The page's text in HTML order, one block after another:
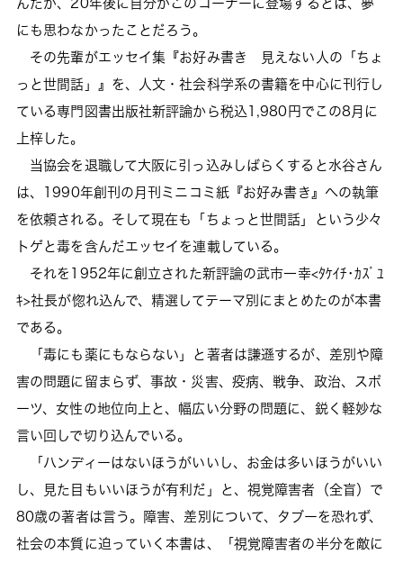
んだが、20年後に自分がこのコーナーに登場するとは、夢
にも思わなかったことだろう。
その先輩がエッセイ集『お好み書き 見えない人の「ちょ
っと世間話」』を、人文・社会科学系の書籍を中心に刊行し
ている専門図書出版社新評論から税込1,980円でこの8月に
上梓した。
当協会を退職して大阪に引っ込みしばらくすると水谷さん
は、1990年創刊の月刊ミニコミ紙『お好み書き』への執筆
を依頼される。そして現在も「ちょっと世間話」という少々
トゲと毒を含んだエッセイを連載している。
それを1952年に創立された新評論の武市一幸<ﾀｹｲﾁ･ｶｽﾞﾕ
ｷ>社長が惚れ込んで、精選してテーマ別にまとめたのが本書
である。
「毒にも薬にもならない」と著者は謙遜するが、差別や障
害の問題に留まらず、事故・災害、疫病、戦争、政治、スポ
ーツ、女性の地位向上と、幅広い分野の問題に、鋭く軽妙な
言い回しで切り込んでいる。
「ハンディーはないほうがいいし、お金は多いほうがいい
し、見た目もいいほうが有利だ」と、視覚障害者（全盲）で
80歳の著者は言う。障害、差別について、タブーを恐れず、
社会の本質に迫っていく本書は、「視覚障害者の半分を敵に